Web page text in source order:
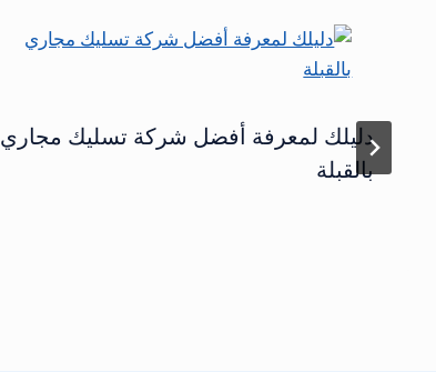
دليلك لمعرفة أفضل شركة تسليك مجاري
بالقبلة